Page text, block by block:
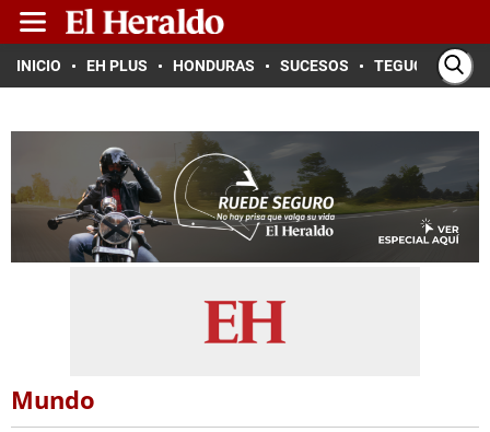
INICIO EH PLUS HONDURAS SUCESOS TEGUCIGALPA
Mundo